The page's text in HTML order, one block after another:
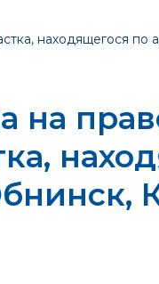
находящегося по
на